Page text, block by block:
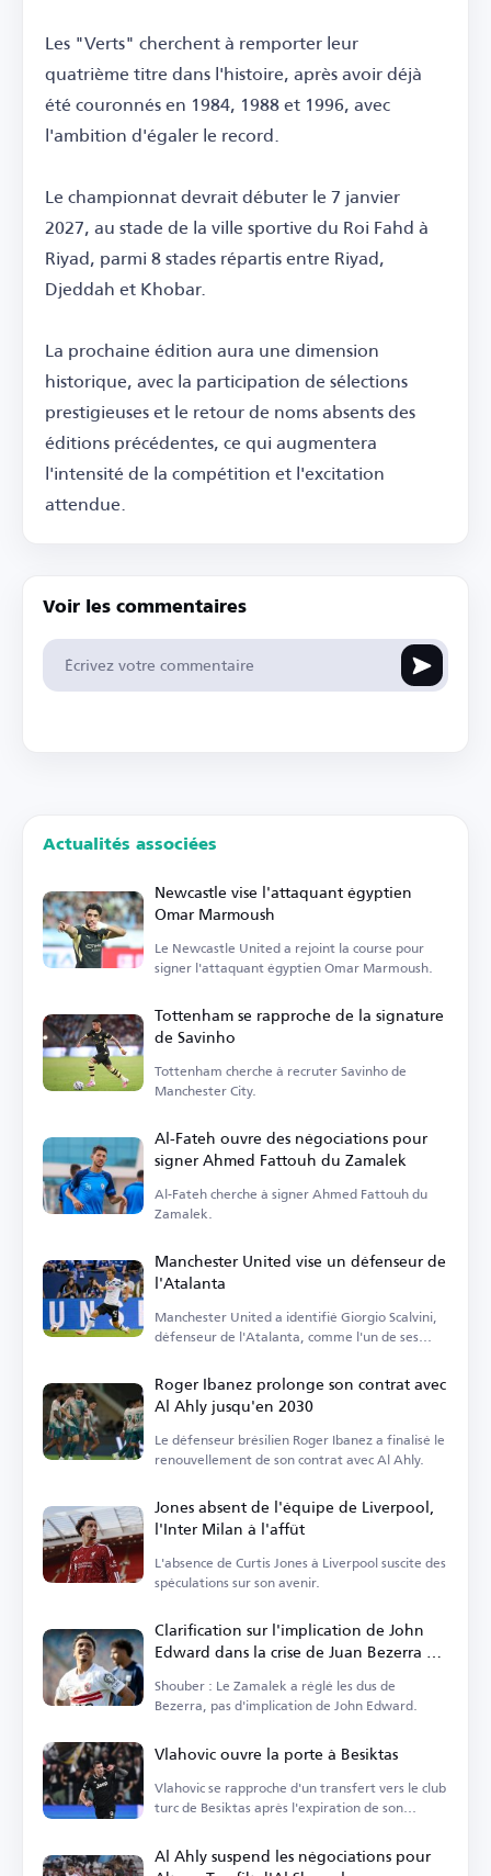
Les "Verts" cherchent à remporter leur
quatrième titre dans l'histoire, après avoir déjà
été couronnés en 1984, 1988 et 1996, avec
l'ambition d'égaler le record.
Le championnat devrait débuter le 7 janvier
2027, au stade de la ville sportive du Roi Fahd à
Riyad, parmi 8 stades répartis entre Riyad,
Djeddah et Khobar.
La prochaine édition aura une dimension
historique, avec la participation de sélections
prestigieuses et le retour de noms absents des
éditions précédentes, ce qui augmentera
l'intensité de la compétition et l'excitation
attendue.
Voir les commentaires
Actualités associées
Newcastle vise l'attaquant égyptien
Omar Marmoush
Le Newcastle United a rejoint la course pour
signer l'attaquant égyptien Omar Marmoush.
Tottenham se rapproche de la signature
de Savinho
Tottenham cherche à recruter Savinho de
Manchester City.
Al-Fateh ouvre des négociations pour
signer Ahmed Fattouh du Zamalek
Al-Fateh cherche à signer Ahmed Fattouh du
Zamalek.
Manchester United vise un défenseur de
l'Atalanta
Manchester United a identifié Giorgio Scalvini,
défenseur de l'Atalanta, comme l'un de ses
Roger Ibanez prolonge son contrat avec
Al Ahly jusqu'en 2030
Le défenseur brésilien Roger Ibanez a finalisé le
renouvellement de son contrat avec Al Ahly.
Jones absent de l'équipe de Liverpool,
l'Inter Milan à l'affût
L'absence de Curtis Jones à Liverpool suscite des
spéculations sur son avenir.
Clarification sur l'implication de John
Edward dans la crise de Juan Bezerra au
Zamalek
Shouber : Le Zamalek a réglé les dus de
Bezerra, pas d'implication de John Edward.
Vlahovic ouvre la porte à Besiktas
Vlahovic se rapproche d'un transfert vers le club
turc de Besiktas après l'expiration de son
Al Ahly suspend les négociations pour